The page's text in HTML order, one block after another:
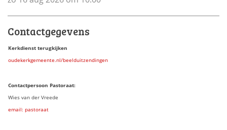
Contactgegevens
Kerkdienst terugkijken
oudekerkgemeente.nl/beelduitzendingen
Contactpersoon Pastoraat:
Wies van der Vreede
email: pastoraat